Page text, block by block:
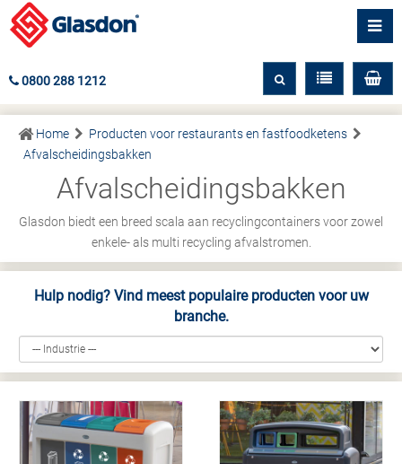
0800 288 1212
Home
Producten voor restaurants en fastfoodketens
Afvalscheidingsbakken
Afvalscheidingsbakken
Glasdon biedt een breed scala aan recyclingcontainers voor zowel
enkele- als multi recycling afvalstromen.
Hulp nodig? Vind meest populaire producten voor uw
branche.